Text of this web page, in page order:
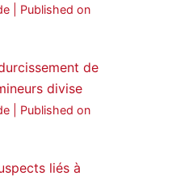
Imrali
Öcalan meeting
#ImralıIsland
Published on
de
divise
Published on
liés à